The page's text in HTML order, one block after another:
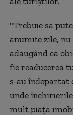
"Trebuie să
anumite zile, nu
adăugând că
fie readucerea
s-au îndepărtat
unde
mult piaţa